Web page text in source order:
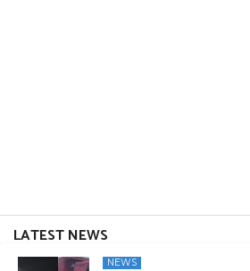
LATEST NEWS
NEWS